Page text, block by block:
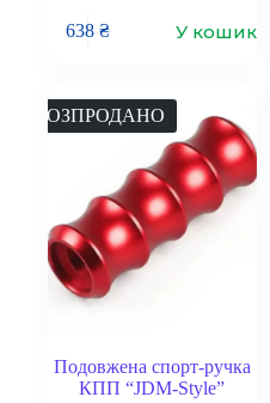
638₴ У кошик
РОЗПРОДАНО
Подовжена спорт-ручка
КПП “JDM-Style”